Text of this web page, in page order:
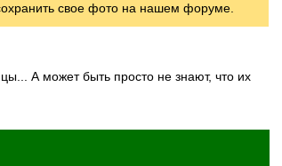
свое фото на нашем форуме.